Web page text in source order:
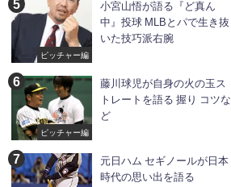
ピッチャー編
小宮山悟が語る『ど真ん
中』投球 MLBとパで生き抜
いた技巧派右腕
ピッチャー編
藤川球児が自身の火の玉ス
トレートを語る 握り コツな
ど
元日ハム セギノールが日本
時代の思い出を語る